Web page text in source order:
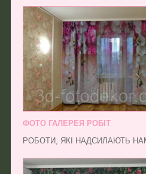
ФОТО ГАЛЕРЕЯ РОБІТ
РОБОТИ, ЯКІ НАДСИЛАЮТЬ